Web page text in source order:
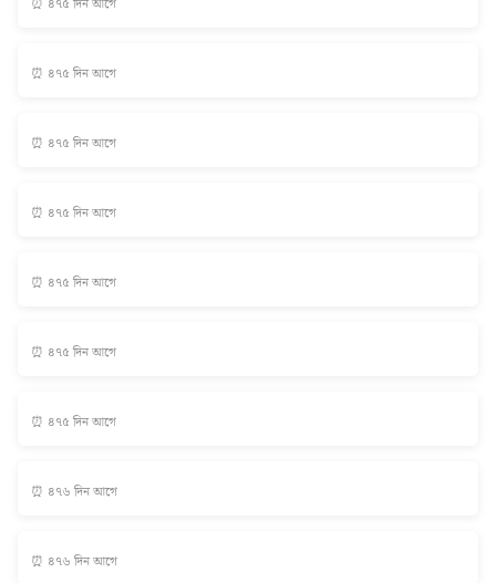
⏰ ৪৭৫ দিন আগে
⏰ ৪৭৫ দিন আগে
⏰ ৪৭৫ দিন আগে
⏰ ৪৭৫ দিন আগে
⏰ ৪৭৫ দিন আগে
⏰ ৪৭৫ দিন আগে
⏰ ৪৭৬ দিন আগে
⏰ ৪৭৬ দিন আগে